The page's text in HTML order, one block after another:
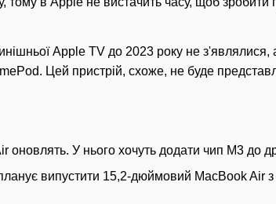
Apple TV до 2023 року не
Цей пристрій, схоже, не буде
оновлять. У нього хочуть додати чип М3 до
випустити 15,2-дюймовий MacBook Air з